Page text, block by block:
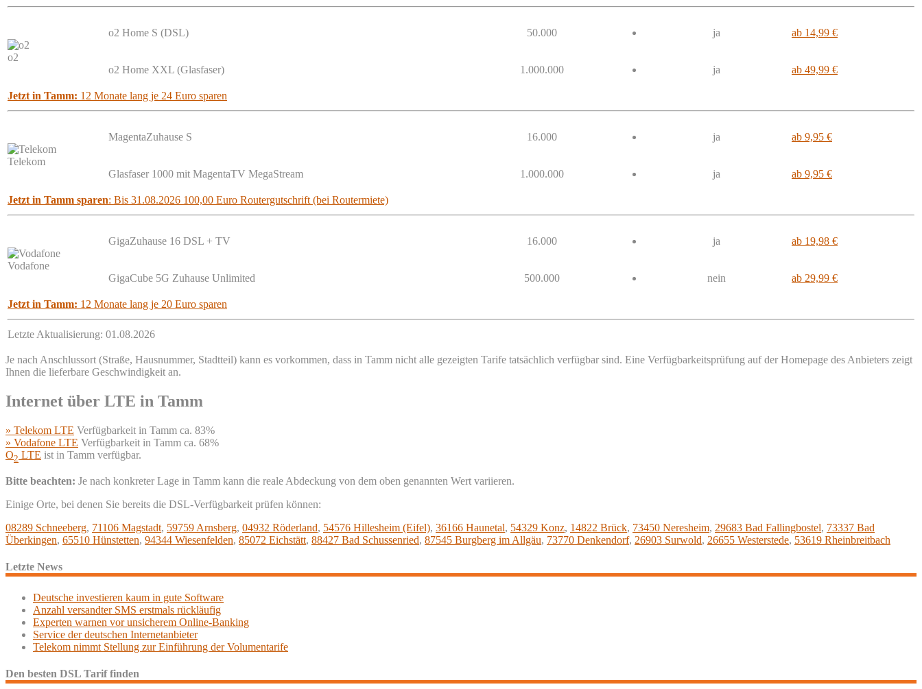
o2
o2 Home S (DSL) 50.000 ja ab 14,99 €
o2 Home XXL (Glasfaser) 1.000.000 ja ab 49,99 €
Jetzt in Tamm: 12 Monate lang je 24 Euro sparen
Telekom
MagentaZuhause S 16.000 ja ab 9,95 €
Glasfaser 1000 mit MagentaTV MegaStream 1.000.000 ja ab 9,95 €
Jetzt in Tamm sparen: Bis 31.08.2026 100,00 Euro Routergutschrift (bei Routermiete)
Vodafone
GigaZuhause 16 DSL + TV 16.000 ja ab 19,98 €
GigaCube 5G Zuhause Unlimited 500.000 nein ab 29,99 €
Jetzt in Tamm: 12 Monate lang je 20 Euro sparen
Letzte Aktualisierung: 01.08.2026
Je nach Anschlussort (Straße, Hausnummer, Stadtteil) kann es vorkommen, dass in Tamm nicht alle gezeigten Tarife tatsächlich verfügbar sind. Eine Verfügbarkeitsprüfung auf der Homepage des Anbieters zeigt
Ihnen die lieferbare Geschwindigkeit an.
Internet über LTE in Tamm
» Telekom LTE Verfügbarkeit in Tamm ca. 83%
» Vodafone LTE Verfügbarkeit in Tamm ca. 68%
O2 LTE ist in Tamm verfügbar.
Bitte beachten: Je nach konkreter Lage in Tamm kann die reale Abdeckung von dem oben genannten Wert variieren.
Einige Orte, bei denen Sie bereits die DSL-Verfügbarkeit prüfen können:
08289 Schneeberg, 71106 Magstadt, 59759 Arnsberg, 04932 Röderland, 54576 Hillesheim (Eifel), 36166 Haunetal, 54329 Konz, 14822 Brück, 73450 Neresheim, 29683 Bad Fallingbostel, 73337 Bad
Überkingen, 65510 Hünstetten, 94344 Wiesenfelden, 85072 Eichstätt, 88427 Bad Schussenried, 87545 Burgberg im Allgäu, 73770 Denkendorf, 26903 Surwold, 26655 Westerstede, 53619 Rheinbreitbach
Letzte News
Deutsche investieren kaum in gute Software
Anzahl versandter SMS erstmals rückläufig
Experten warnen vor unsicherem Online-Banking
Service der deutschen Internetanbieter
Telekom nimmt Stellung zur Einführung der Volumentarife
Den besten DSL Tarif finden